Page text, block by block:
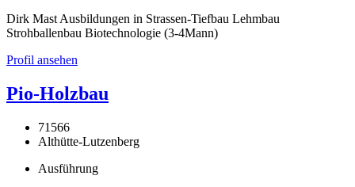
Dirk Mast Ausbildungen in Strassen-Tiefbau Lehmbau
Strohballenbau Biotechnologie (3-4Mann)
Profil ansehen
Pio-Holzbau
71566
Althütte-Lutzenberg
Ausführung